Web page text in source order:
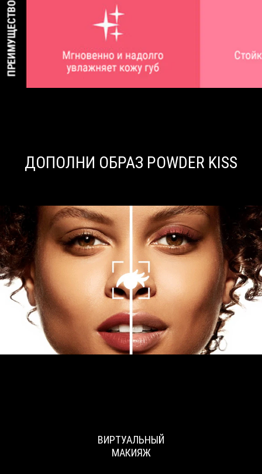
ДОПОЛНИ ОБРАЗ POWDER KISS
ВИРТУАЛЬНЫЙ
МАКИЯЖ